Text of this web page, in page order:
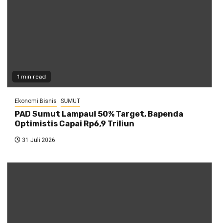
1 min read
Ekonomi Bisnis SUMUT
PAD Sumut Lampaui 50% Target, Bapenda
Optimistis Capai Rp6,9 Triliun
31 Juli 2026